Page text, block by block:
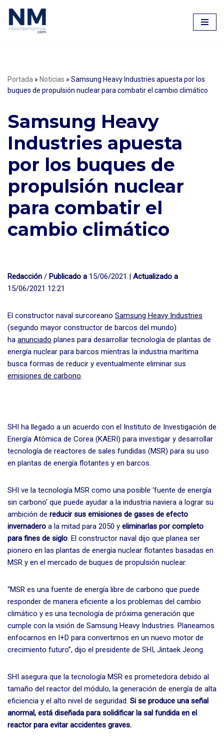
Saltar
Portada » Noticias » Samsung Heavy Industries apuesta por los
buques de propulsión nuclear para combatir el cambio climático
Samsung Heavy
Industries apuesta
por los buques de
propulsión nuclear
para combatir el
cambio climático
Redacción / Publicado a 15/06/2021 | Actualizado a
15/06/2021 12:21
El constructor naval surcoreano Samsung Heavy Industries
(segundo mayor constructor de barcos del mundo)
ha anunciado planes para desarrollar tecnología de plantas de
energía nuclear para barcos mientras la industria marítima
busca formas de reducir y eventualmente eliminar sus
emisiones de carbono.
SHI ha llegado a un acuerdo con el Instituto de Investigación de
Energía Atómica de Corea (KAERI) para investigar y desarrollar
tecnología de reactores de sales fundidas (MSR) para su uso
en plantas de energía flotantes y en barcos.
SHI ve la tecnología MSR como una posible ‘fuente de energía
sin carbono’ que puede ayudar a la industria naviera a lograr su
ambición de reducir sus emisiones de gases de efecto
invernadero a la mitad para 2050 y eliminarlas por completo
para fines de siglo. El constructor naval dijo que planea ser
pionero en las plantas de energía nuclear flotantes basadas en
MSR y en el mercado de buques de propulsión nuclear.
“MSR es una fuente de energía libre de carbono que puede
responder de manera eficiente a los problemas del cambio
climático y es una tecnología de próxima generación que
cumple con la visión de Samsung Heavy Industries. Planeamos
enfocarnos en I+D para convertirnos en un nuevo motor de
crecimiento futuro”, dijo el presidente de SHI, Jintaek Jeong.
SHI asegura que la tecnología MSR es prometedora debido al
tamaño del reactor del módulo, la generación de energía de alta
eficiencia y el alto nivel de seguridad. Si se produce una señal
anormal, está diseñada para solidificar la sal fundida en el
reactor para evitar accidentes graves.